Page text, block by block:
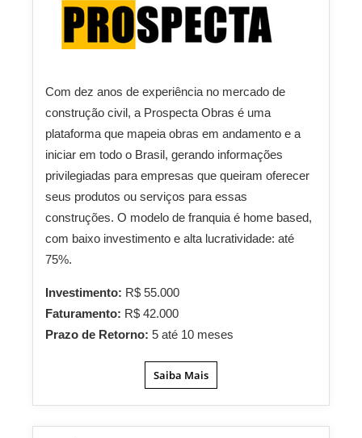
Com dez anos de experiência no mercado de
construção civil, a Prospecta Obras é uma
plataforma que mapeia obras em andamento e a
iniciar em todo o Brasil, gerando informações
privilegiadas para empresas que queiram oferecer
seus produtos ou serviços para essas
construções. O modelo de franquia é home based,
com baixo investimento e alta lucratividade: até
75%.
Investimento: R$ 55.000
Faturamento: R$ 42.000
Prazo de Retorno: 5 até 10 meses
Saiba Mais